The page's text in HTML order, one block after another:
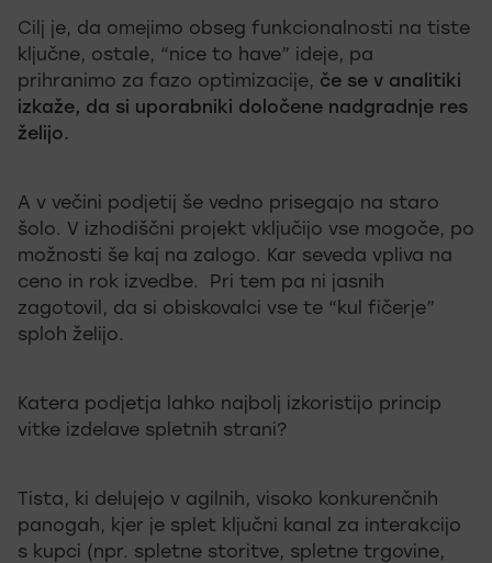
Cilj je, da omejimo obseg funkcionalnosti na tiste
ključne, ostale, “nice to have” ideje, pa
prihranimo za fazo optimizacije, če se v analitiki
izkaže, da si uporabniki določene nadgradnje res
želijo.
A v večini podjetij še vedno prisegajo na staro
šolo. V izhodiščni projekt vključijo vse mogoče, po
možnosti še kaj na zalogo. Kar seveda vpliva na
ceno in rok izvedbe. Pri tem pa ni jasnih
zagotovil, da si obiskovalci vse te “kul fičerje”
sploh želijo.
Katera podjetja lahko najbolj izkoristijo princip
vitke izdelave spletnih strani?
Tista, ki delujejo v agilnih, visoko konkurenčnih
panogah, kjer je splet ključni kanal za interakcijo
s kupci (npr. spletne storitve, spletne trgovine,